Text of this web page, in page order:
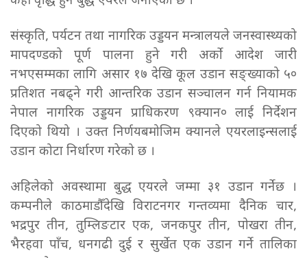
संस्कृति, पर्यटन तथा नागरिक उड्डयन मन्त्रालयले जनस्वास्थ्यको
मापदण्डको पूर्ण पालना हुने गरी अर्को आदेश जारी
नभएसम्मका लागि असार १७ देखि कूल उडान सङ्ख्याको ५०
प्रतिशत नबढ्ने गरी आन्तरिक उडान सञ्चालन गर्न नियामक
नेपाल नागरिक उड्डयन प्राधिकरण ९क्यान० लाई निर्देशन
दिएको थियो । उक्त निर्णयबमोजिम क्यानले एयरलाइन्सलाई
उडान कोटा निर्धारण गरेको छ ।
अहिलेको अवस्थामा बुद्ध एयरले जम्मा ३१ उडान गर्नेछ ।
कम्पनीले काठमाडौँदेखि विराटनगर गन्तव्यमा दैनिक चार,
भद्रपुर तीन, तुम्लिङटार एक, जनकपुर तीन, पोखरा तीन,
भैरहवा पाँच, धनगढी दुई र सुर्खेत एक उडान गर्ने तालिका